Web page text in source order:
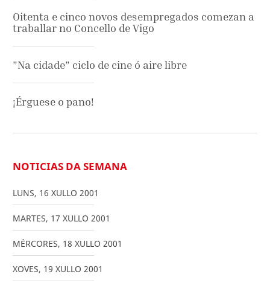
Oitenta e cinco novos desempregados comezan a
traballar no Concello de Vigo
”Na cidade” ciclo de cine ó aire libre
¡Érguese o pano!
NOTICIAS DA SEMANA
LUNS, 16 XULLO 2001
MARTES, 17 XULLO 2001
MÉRCORES, 18 XULLO 2001
XOVES, 19 XULLO 2001